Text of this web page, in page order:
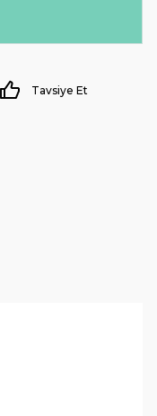
Tavsiye Et